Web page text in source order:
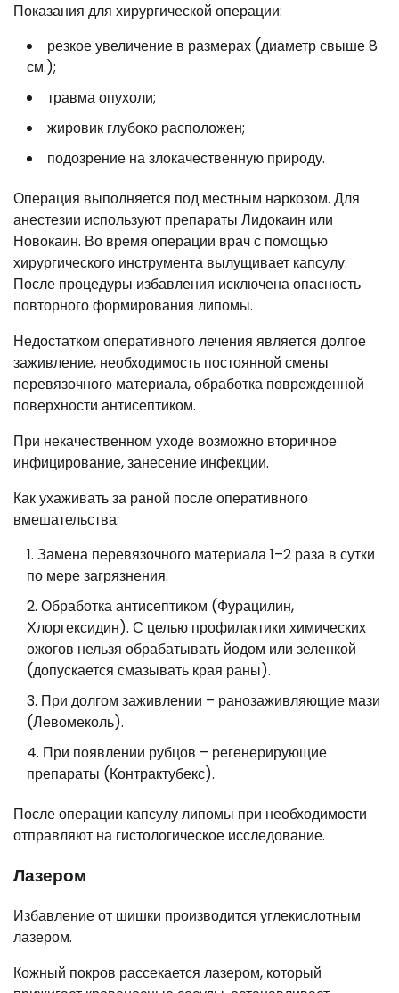
Показания для хирургической операции:
резкое увеличение в размерах (диаметр свыше 8
см.);
травма опухоли;
жировик глубоко расположен;
подозрение на злокачественную природу.
Операция выполняется под местным наркозом. Для
анестезии используют препараты Лидокаин или
Новокаин. Во время операции врач с помощью
хирургического инструмента вылущивает капсулу.
После процедуры избавления исключена опасность
повторного формирования липомы.
Недостатком оперативного лечения является долгое
заживление, необходимость постоянной смены
перевязочного материала, обработка поврежденной
поверхности антисептиком.
При некачественном уходе возможно вторичное
инфицирование, занесение инфекции.
Как ухаживать за раной после оперативного
вмешательства:
Замена перевязочного материала 1–2 раза в сутки
по мере загрязнения.
Обработка антисептиком (Фурацилин,
Хлоргексидин). С целью профилактики химических
ожогов нельзя обрабатывать йодом или зеленкой
(допускается смазывать края раны).
При долгом заживлении – ранозаживляющие мази
(Левомеколь).
При появлении рубцов – регенерирующие
препараты (Контрактубекс).
После операции капсулу липомы при необходимости
отправляют на гистологическое исследование.
Лазером
Избавление от шишки производится углекислотным
лазером.
Кожный покров рассекается лазером, который